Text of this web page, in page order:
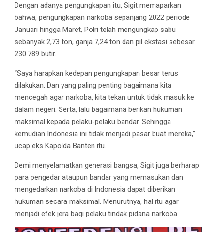
Dengan adanya pengungkapan itu, Sigit memaparkan
bahwa, pengungkapan narkoba sepanjang 2022 periode
Januari hingga Maret, Polri telah mengungkap sabu
sebanyak 2,73 ton, ganja 7,24 ton dan pil ekstasi sebesar
230.789 butir.
“Saya harapkan kedepan pengungkapan besar terus
dilakukan. Dan yang paling penting bagaimana kita
mencegah agar narkoba, kita tekan untuk tidak masuk ke
dalam negeri. Serta, lalu bagaimana berikan hukuman
maksimal kepada pelaku-pelaku bandar. Sehingga
kemudian Indonesia ini tidak menjadi pasar buat mereka,”
ucap eks Kapolda Banten itu.
Demi menyelamatkan generasi bangsa, Sigit juga berharap
para pengedar ataupun bandar yang memasukan dan
mengedarkan narkoba di Indonesia dapat diberikan
hukuman secara maksimal. Menurutnya, hal itu agar
menjadi efek jera bagi pelaku tindak pidana narkoba.